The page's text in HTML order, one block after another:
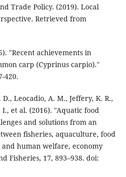
Trade Policy. (2019). Local
Retrieved from
"Recent achievements in
carp (Cyprinus carpio)."
420.
Leocadio, A. M., Jeffery, K. R.,
et al. (2016). "Aquatic food
and solutions from an
fisheries, aquaculture, food
human welfare, economy
Fisheries, 17, 893–938. doi: